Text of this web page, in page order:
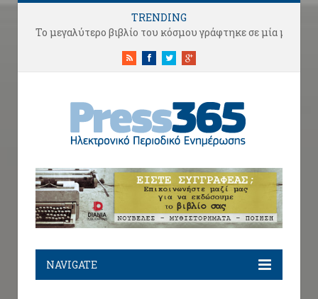
TRENDING
RSS FacebookTwitterGoogle+
NAVIGATE